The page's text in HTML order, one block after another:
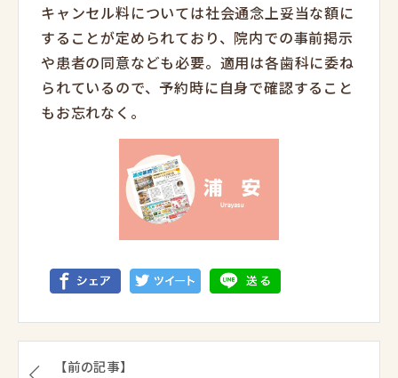
キャンセル料については社会通念上妥当な額に
することが定められており、院内での事前掲示
や患者の同意なども必要。適用は各歯科に委ね
られているので、予約時に自身で確認すること
もお忘れなく。
【前の記事】